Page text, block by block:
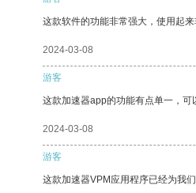
这款软件的功能非常强大，使用起来
2024-03-08
游客
这款加速器app的功能有点单一，可
2024-03-08
游客
这款加速器VPM应用程序已经为我